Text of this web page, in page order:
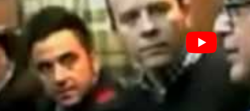
«El humor en la estrategia de Social Media Marketing»
tecnologías y marketing de gran consumo»
más allá del selfie»
Digital en 35 pasos y 6 tweets»
V – Año 2017
fue todo un espectáculo ya que se celebro en el Teatro